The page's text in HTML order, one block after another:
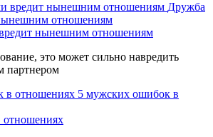
Дружба
отношениям
нынешним отношениям
это может сильно навредить
партнером
5 мужских ошибок в